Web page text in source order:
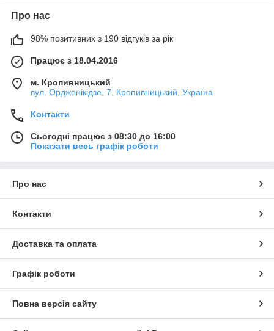
Про нас
98% позитивних з 190 відгуків за рік
Працює з 18.04.2016
м. Кропивницький
вул. Орджонікідзе, 7, Кропивницький, Україна
Контакти
Сьогодні працює з 08:30 до 16:00
Показати весь графік роботи
Про нас
Контакти
Доставка та оплата
Графік роботи
Повна версія сайту